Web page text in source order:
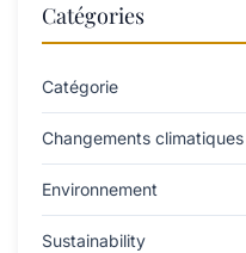
Catégories
Catégorie
Changements climatiques
Environnement
Sustainability